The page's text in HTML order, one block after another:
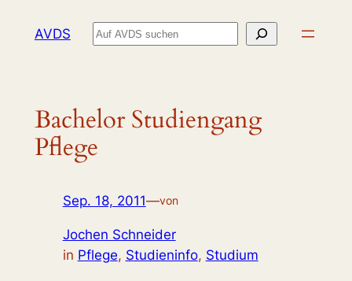
InhaltAVDS Suchen
Bachelor Studiengang
Pflege
Sep. 18, 2011—von
Jochen Schneider
in Pflege, Studieninfo, Studium